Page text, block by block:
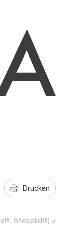
Drucken
Stesolid®)